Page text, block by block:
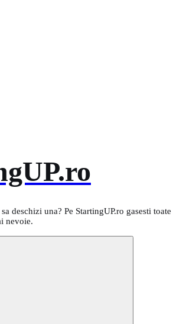
deschizi una? Pe StartingUP.ro gasesti toate
nevoie.